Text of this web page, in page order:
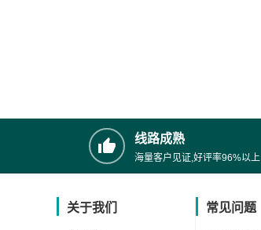
线路成熟
海量客户见证,好评率96%以上
关于我们 常见问题